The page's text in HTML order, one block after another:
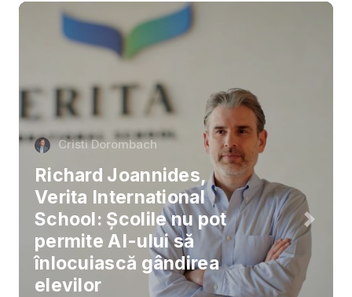
Cristi Dorombach
Richard Joannides,
Verita International
School: Școlile nu pot
permite AI-ului să
înlocuiască gândirea
elevilor